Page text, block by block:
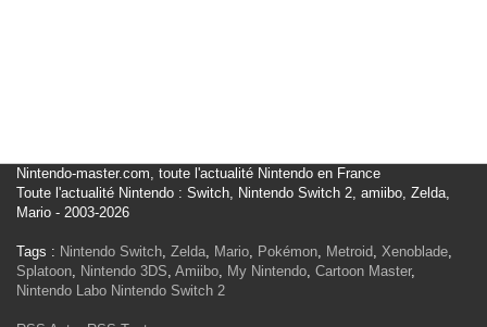
Nintendo-master.com, toute l'actualité Nintendo en France
Toute l'actualité Nintendo : Switch, Nintendo Switch 2, amiibo, Zelda,
Mario - 2003-2026
Tags : Nintendo Switch, Zelda, Mario, Pokémon, Metroid, Xenoblade,
Splatoon, Nintendo 3DS, Amiibo, My Nintendo, Cartoon Master,
Nintendo Labo Nintendo Switch 2